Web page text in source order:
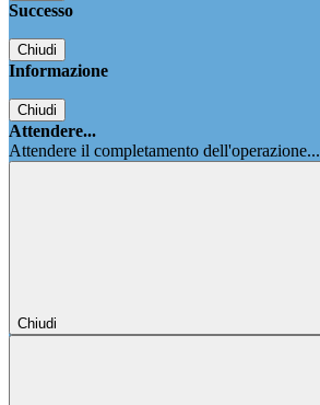
Successo
Chiudi
Informazione
Chiudi
Attendere...
Attendere il completamento dell'operazione...
Chiudi